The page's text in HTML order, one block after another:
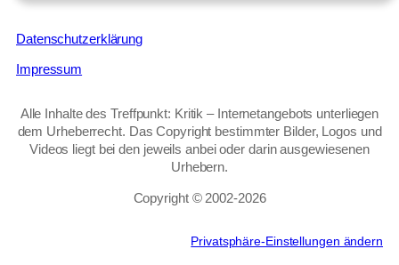
Datenschutzerklärung
Impressum
Alle Inhalte des Treffpunkt: Kritik – Internetangebots unterliegen
dem Urheberrecht. Das Copyright bestimmter Bilder, Logos und
Videos liegt bei den jeweils anbei oder darin ausgewiesenen
Urhebern.
Copyright © 2002‑2026
Privatsphäre-Einstellungen ändern